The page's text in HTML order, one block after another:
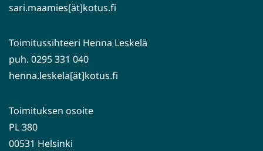
sari.maamies[ät]kotus.fi
Toimitussihteeri Henna Leskelä
puh. 0295 331 040
henna.leskela[ät]kotus.fi
Toimituksen osoite
PL 380
00531 Helsinki